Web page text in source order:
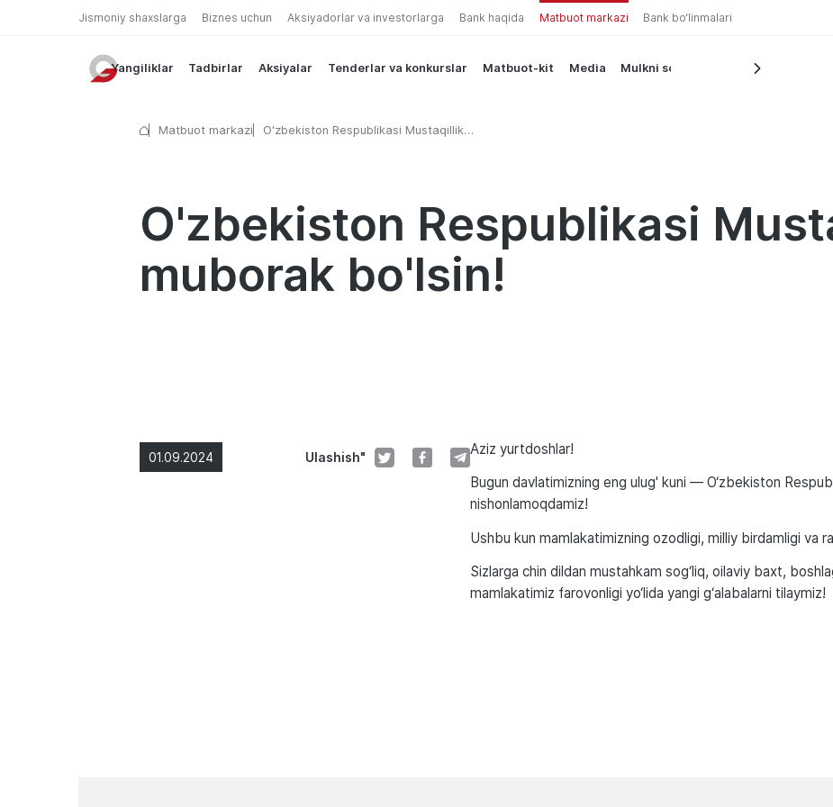
Jismoniy shaxslarga Biznes uchun Aksiyadorlar va investorlarga Bank haqida Matbuot markazi Bank bo‘linmalari
Yangiliklar Tadbirlar Aksiyalar Tenderlar va konkurslar Matbuot-kit Media Mulkni sotish
Matbuot markazi
O'zbekiston Respublikasi Mustaqillik
O'zbekiston Respublikasi
muborak bo'lsin!
01.09.2024 Ulashish"
Aziz yurtdoshlar!
Bugun davlatimizning eng ulug' kuni — O‘zbekiston
nishonlamoqdamiz!
Ushbu kun mamlakatimizning ozodligi, milliy birdamligi va
Sizlarga chin dildan mustahkam sog‘liq, oilaviy baxt,
mamlakatimiz farovonligi yo‘lida yangi g‘alabalarni tilaymiz!